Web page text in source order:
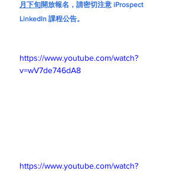
月下旬開放報名，請密切注意 iProspect
LinkedIn 課程公告。
https://www.youtube.com/watch?
v=wV7de746dA8
https://www.youtube.com/watch?